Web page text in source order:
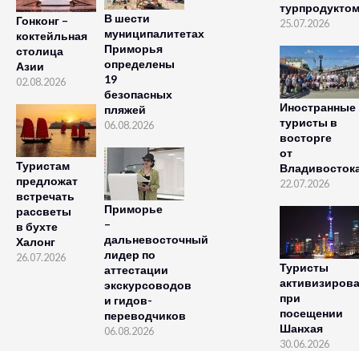
Гонконг –
коктейльная
столица
Азии
02.08.2026
Туристам
предложат
встречать
рассветы
в бухте
Халонг
26.07.2026
В шести
муниципалитетах
Приморья
определены
19
безопасных
пляжей
06.08.2026
Приморье
–
дальневосточный
лидер по
аттестации
экскурсоводов
и гидов-
переводчиков
06.08.2026
турпродуктом
25.07.2026
Иностранные
туристы в
восторге
от
22.07.2026
Туристы
при
посещении
Шанхая
30.06.2026